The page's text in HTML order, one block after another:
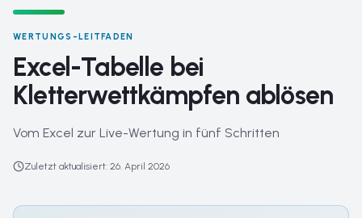
WERTUNGS-LEITFADEN
Excel-Tabelle bei
Kletterwettkämpfen ablösen
Vom Excel zur Live-Wertung in fünf Schritten
Zuletzt aktualisiert: 26. April 2026